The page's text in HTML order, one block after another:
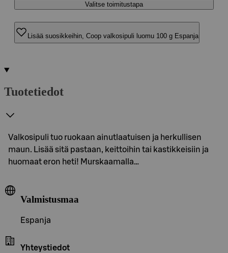
Valitse toimitustapa
Lisää suosikkeihin, Coop valkosipuli luomu 100 g Espanja
Tuotetiedot
Valkosipuli tuo ruokaan ainutlaatuisen ja herkullisen
maun. Lisää sitä pastaan, keittoihin tai kastikkeisiin ja
huomaat eron heti! Murskaamalla…
Valmistusmaa
Espanja
Yhteystiedot